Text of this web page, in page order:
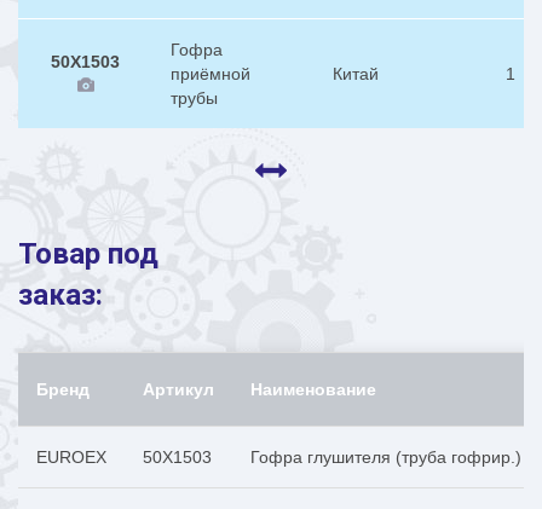
50X1503
Гофра
приёмной
трубы
Китай 1
Товар под
заказ:
Бренд Артикул Наименование
EUROEX 50X1503 Гофра глушителя (труба гофрир.)